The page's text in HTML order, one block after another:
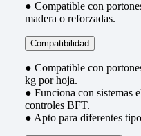
● Compatible con
madera o reforzadas.
Compatibilidad
● Compatible con
kg por hoja.
● Funciona con sistemas
controles BFT.
● Apto para diferentes